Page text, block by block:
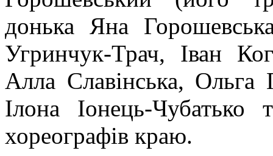
донька Яна
Угринчук-Трач, Іван
Алла Славінська,
Ілона Іонець-Чубатько
хореографів краю.